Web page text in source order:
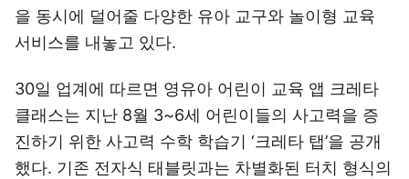
을 동시에 덜어줄 다양한 유아 교구와 놀이형 교육
서비스를 내놓고 있다.
30일 업계에 따르면 영유아 어린이 교육 앱 크레타
클래스는 지난 8월 3~6세 어린이들의 사고력을 증
진하기 위한 사고력 수학 학습기 ‘크레타 탭’을 공개
했다. 기존 전자식 태블릿과는 차별화된 터치 형식의